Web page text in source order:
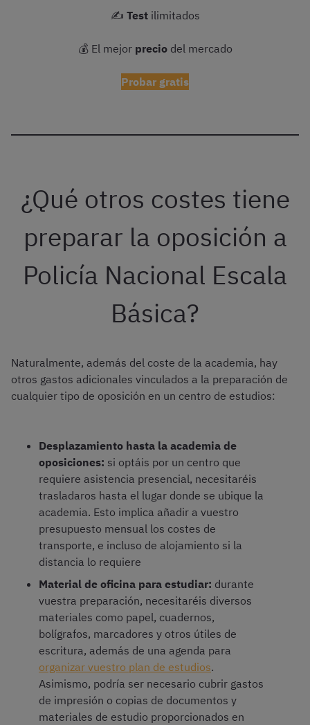
✍️ Testilimitados
💰 El mejor preciodel mercado
Probar gratis
¿Qué otros costes tiene
preparar la oposición a
Policía Nacional Escala
Básica?
Naturalmente, además del coste de la academia, hay
otros gastos adicionales vinculados a la preparación de
cualquier tipo de oposición en un centro de estudios:
Desplazamiento hasta la academia de
oposiciones: si optáis por un centro que
requiere asistencia presencial, necesitaréis
trasladaros hasta el lugar donde se ubique la
academia. Esto implica añadir a vuestro
presupuesto mensual los costes de
transporte, e incluso de alojamiento si la
distancia lo requiere
Material de oficina para estudiar: durante
vuestra preparación, necesitaréis diversos
materiales como papel, cuadernos,
bolígrafos, marcadores y otros útiles de
escritura, además de una agenda para
organizar vuestro plan de estudios.
Asimismo, podría ser necesario cubrir gastos
de impresión o copias de documentos y
materiales de estudio proporcionados en